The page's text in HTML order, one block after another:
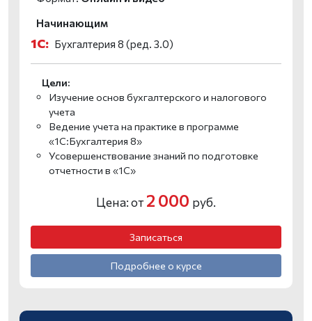
Начинающим
1С: Бухгалтерия 8 (ред. 3.0)
Цели:
Изучение основ бухгалтерского и налогового
учета
Ведение учета на практике в программе
«1С:Бухгалтерия 8»
Усовершенствование знаний по подготовке
отчетности в «1С»
Цена: от2 000 руб.
Записаться
Подробнее о курсе